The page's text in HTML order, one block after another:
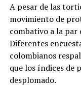
A pesar de las
movimiento de
combativo a la
Diferentes
colombianos
que los índices de
desplomado.